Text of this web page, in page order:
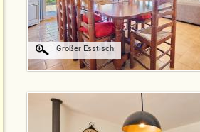
Großer Esstisch